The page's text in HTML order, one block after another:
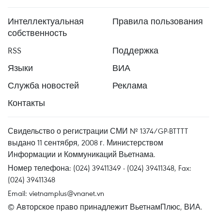
Интеллектуальная
собственность
Правила пользования
RSS
Поддержка
Языки
ВИА
Служба новостей
Реклама
Контакты
Свидельство о регистрации СМИ № 1374/GP-BTTTT
выдано 11 сентября, 2008 г. Министерством
Информации и Коммуникаций Вьетнама.
Номер телефона: (024) 39411349 - (024) 39411348, Fax:
(024) 39411348
Email: vietnamplus@vnanet.vn
© Авторское право принадлежит ВьетнамПлюс, ВИА.